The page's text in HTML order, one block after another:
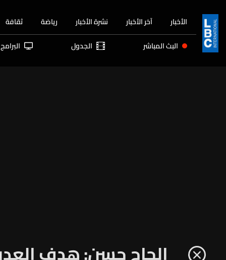
الأخبار آخر الأخبار نشرة الأخبار رياضة ثقافة
البث المباشر الجدول البرامج